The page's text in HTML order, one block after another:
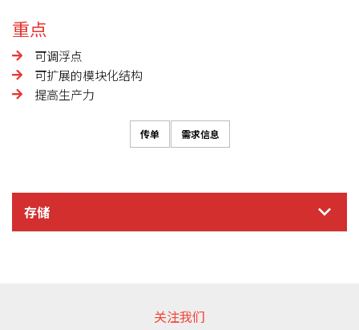
重点
可调浮点
可扩展的模块化结构
提高生产力
传单 需求信息
存储
关注我们